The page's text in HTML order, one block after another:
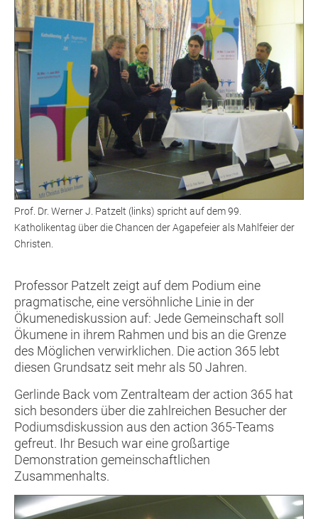
Prof. Dr. Werner J. Patzelt (links) spricht auf dem 99.
Katholikentag über die Chancen der Agapefeier als Mahlfeier der
Christen.
Professor Patzelt zeigt auf dem Podium eine
pragmatische, eine versöhnliche Linie in der
Ökumenediskussion auf: Jede Gemeinschaft soll
Ökumene in ihrem Rahmen und bis an die Grenze
des Möglichen verwirklichen. Die action 365 lebt
diesen Grundsatz seit mehr als 50 Jahren.
Gerlinde Back vom Zentralteam der action 365 hat
sich besonders über die zahlreichen Besucher der
Podiumsdiskussion aus den action 365-Teams
gefreut. Ihr Besuch war eine großartige
Demonstration gemeinschaftlichen
Zusammenhalts.